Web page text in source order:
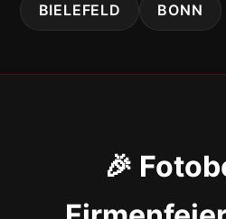
BIELEFELD BONN
🎉